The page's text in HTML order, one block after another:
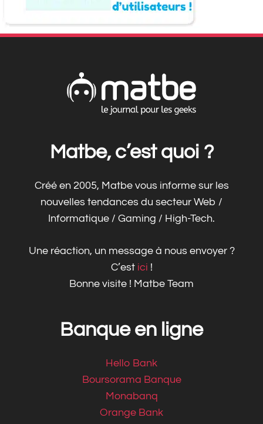
Matbe, c’est quoi ?
Créé en 2005, Matbe vous informe sur les
nouvelles tendances du secteur Web /
Informatique / Gaming / High-Tech.
Une réaction, un message à nous envoyer ?
C’est ici !
Bonne visite ! Matbe Team
Banque en ligne
Hello Bank
Boursorama Banque
Monabanq
Orange Bank